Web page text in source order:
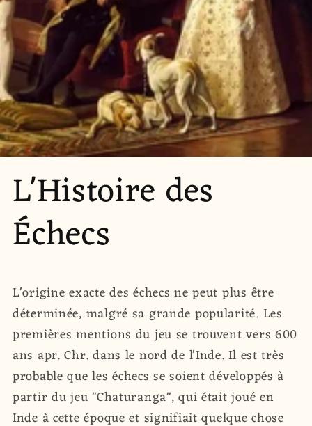
L'Histoire des
Échecs
L'origine exacte des échecs ne peut plus être
déterminée, malgré sa grande popularité. Les
premières mentions du jeu se trouvent vers 600
ans apr. Chr. dans le nord de l'Inde. Il est très
probable que les échecs se soient développés à
partir du jeu "Chaturanga", qui était joué en
Inde à cette époque et signifiait quelque chose